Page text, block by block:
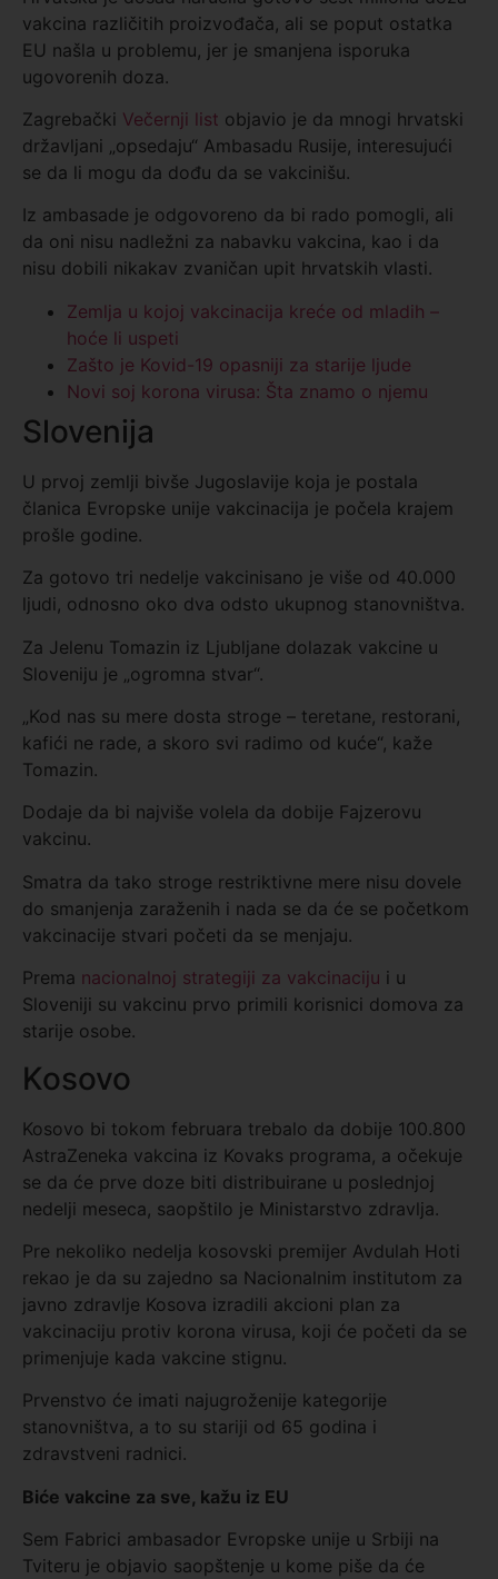
vakcina različitih proizvođača, ali se poput ostatka
EU našla u problemu, jer je smanjena isporuka
ugovorenih doza.
Zagrebački Večernji list objavio je da mnogi hrvatski
državljani „opsedaju“ Ambasadu Rusije, interesujući
se da li mogu da dođu da se vakcinišu.
Iz ambasade je odgovoreno da bi rado pomogli, ali
da oni nisu nadležni za nabavku vakcina, kao i da
nisu dobili nikakav zvaničan upit hrvatskih vlasti.
Zemlja u kojoj vakcinacija kreće od mladih –
hoće li uspeti
Zašto je Kovid-19 opasniji za starije ljude
Novi soj korona virusa: Šta znamo o njemu
Slovenija
U prvoj zemlji bivše Jugoslavije koja je postala
članica Evropske unije vakcinacija je počela krajem
prošle godine.
Za gotovo tri nedelje vakcinisano je više od 40.000
ljudi, odnosno oko dva odsto ukupnog stanovništva.
Za Jelenu Tomazin iz Ljubljane dolazak vakcine u
Sloveniju je „ogromna stvar“.
„Kod nas su mere dosta stroge – teretane, restorani,
kafići ne rade, a skoro svi radimo od kuće“, kaže
Tomazin.
Dodaje da bi najviše volela da dobije Fajzerovu
vakcinu.
Smatra da tako stroge restriktivne mere nisu dovele
do smanjenja zaraženih i nada se da će se početkom
vakcinacije stvari početi da se menjaju.
Prema nacionalnoj strategiji za vakcinaciju i u
Sloveniji su vakcinu prvo primili korisnici domova za
starije osobe.
Kosovo
Kosovo bi tokom februara trebalo da dobije 100.800
AstraZeneka vakcina iz Kovaks programa, a očekuje
se da će prve doze biti distribuirane u poslednjoj
nedelji meseca, saopštilo je Ministarstvo zdravlja.
Pre nekoliko nedelja kosovski premijer Avdulah Hoti
rekao je da su zajedno sa Nacionalnim institutom za
javno zdravlje Kosova izradili akcioni plan za
vakcinaciju protiv korona virusa, koji će početi da se
primenjuje kada vakcine stignu.
Prvenstvo će imati najugroženije kategorije
stanovništva, a to su stariji od 65 godina i
zdravstveni radnici.
Biće vakcine za sve, kažu iz EU
Sem Fabrici ambasador Evropske unije u Srbiji na
Tviteru je objavio saopštenje u kome piše da će